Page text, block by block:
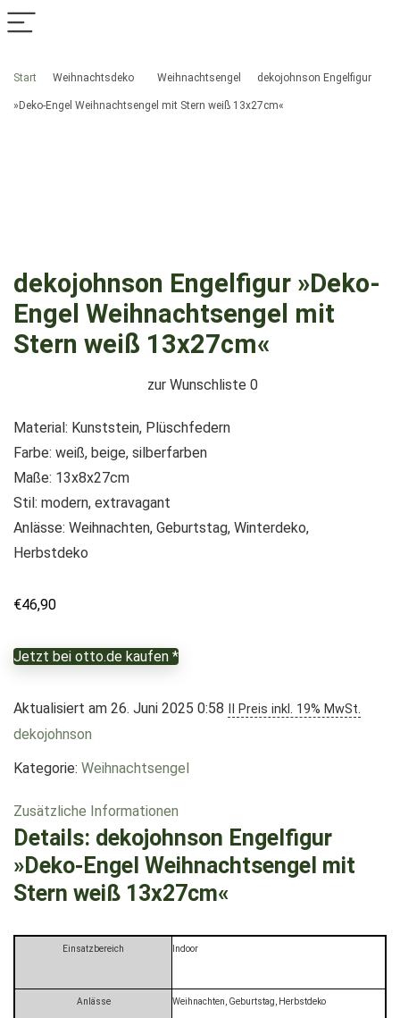
Start Weihnachtsdeko Weihnachtsengel dekojohnson Engelfigur
»Deko-Engel Weihnachtsengel mit Stern weiß 13x27cm«
dekojohnson Engelfigur »Deko-
Engel Weihnachtsengel mit
Stern weiß 13x27cm«
zur Wunschliste 0
Material: Kunststein, Plüschfedern
Farbe: weiß, beige, silberfarben
Maße: 13x8x27cm
Stil: modern, extravagant
Anlässe: Weihnachten, Geburtstag, Winterdeko,
Herbstdeko
€46,90
Jetzt bei otto.de kaufen *
Aktualisiert am 26. Juni 2025 0:58 II Preis inkl. 19% MwSt.
dekojohnson
Kategorie: Weihnachtsengel
Zusätzliche Informationen
Details: dekojohnson Engelfigur
»Deko-Engel Weihnachtsengel mit
Stern weiß 13x27cm«
Einsatzbereich Indoor
Anlässe Weihnachten, Geburtstag, Herbstdeko